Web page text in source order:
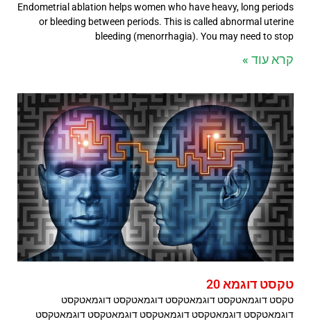
Endometrial ablation helps women who have heavy, long periods
or bleeding between periods. This is called abnormal uterine
bleeding (menorrhagia). You may need to stop
קרא עוד »
טקסט דוגמא 20
טקסט דוגמאטקסט דוגמאטקסט דוגמאטקסט דוגמאטקסט
דוגמאטקסט דוגמאטקסט דוגמאטקסט דוגמאטקסט דוגמאטקסט